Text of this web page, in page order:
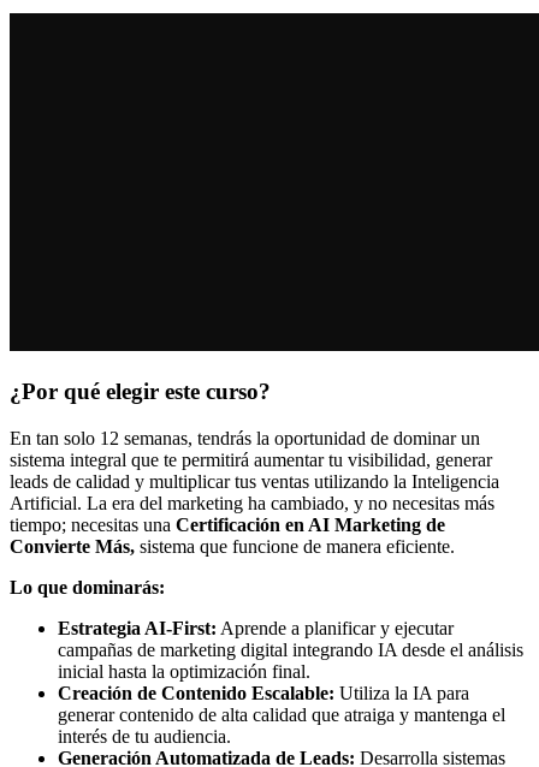
¿Por qué elegir este curso?
En tan solo 12 semanas, tendrás la oportunidad de dominar un
sistema integral que te permitirá aumentar tu visibilidad, generar
leads de calidad y multiplicar tus ventas utilizando la Inteligencia
Artificial. La era del marketing ha cambiado, y no necesitas más
tiempo; necesitas una Certificación en AI Marketing de
Convierte Más, sistema que funcione de manera eficiente.
Lo que dominarás:
Estrategia AI-First: Aprende a planificar y ejecutar
campañas de marketing digital integrando IA desde el análisis
inicial hasta la optimización final.
Creación de Contenido Escalable: Utiliza la IA para
generar contenido de alta calidad que atraiga y mantenga el
interés de tu audiencia.
Generación Automatizada de Leads: Desarrolla sistemas